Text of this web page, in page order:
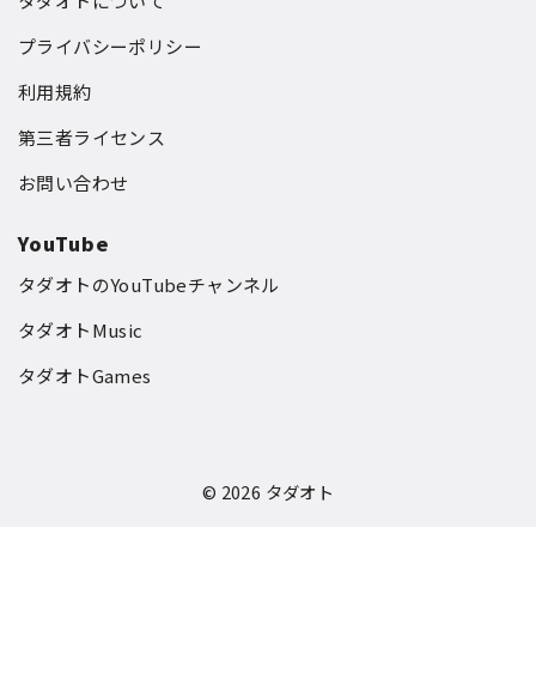
プライバシーポリシー
利用規約
第三者ライセンス
お問い合わせ
YouTube
タダオトのYouTubeチャンネル
タダオトMusic
タダオトGames
© 2026 タダオト